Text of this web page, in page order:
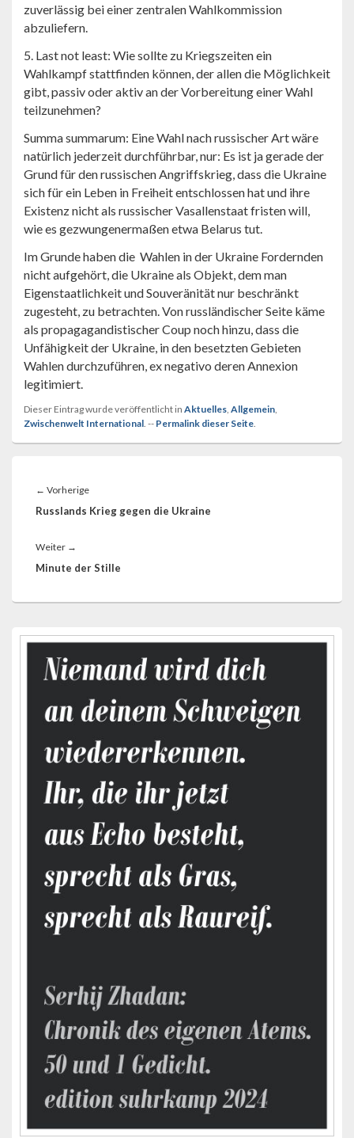
zuverlässig bei einer zentralen Wahlkommission
abzuliefern.
5. Last not least: Wie sollte zu Kriegszeiten ein
Wahlkampf stattfinden können, der allen die Möglichkeit
gibt, passiv oder aktiv an der Vorbereitung einer Wahl
teilzunehmen?
Summa summarum: Eine Wahl nach russischer Art wäre
natürlich jederzeit durchführbar, nur: Es ist ja gerade der
Grund für den russischen Angriffskrieg, dass die Ukraine
sich für ein Leben in Freiheit entschlossen hat und ihre
Existenz nicht als russischer Vasallenstaat fristen will,
wie es gezwungenermaßen etwa Belarus tut.
Im Grunde haben die Wahlen in der Ukraine Fordernden
nicht aufgehört, die Ukraine als Objekt, dem man
Eigenstaatlichkeit und Souveränität nur beschränkt
zugesteht, zu betrachten. Von russländischer Seite käme
als propagagandistischer Coup noch hinzu, dass die
Unfähigkeit der Ukraine, in den besetzten Gebieten
Wahlen durchzuführen, ex negativo deren Annexion
legitimiert.
Dieser Eintrag wurde veröffentlicht in Aktuelles, Allgemein,
Zwischenwelt International. -- Permalink dieser Seite.
← VorherigeVorheriger
Beitrag:
Russlands Krieg gegen die Ukraine
Weiter →
Beitrag:
Minute der Stille
Primärer
Widgetbereich